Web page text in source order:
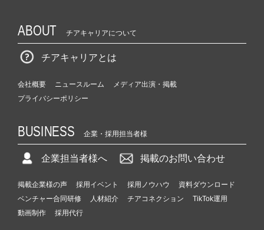
ABOUT チアキャリアについて
チアキャリアとは
会社概要 ニュースルーム
メディア出演・掲載
プライバシーポリシー
BUSINESS 企業・採用担当者様
企業担当者様へ 掲載のお問い合わせ
掲載企業様の声 採用イベント 採用ノウハウ
資料ダウンロード
ベンチャー合同研修
人材紹介 チアコネクション
TikTok運用
動画制作
採用代行